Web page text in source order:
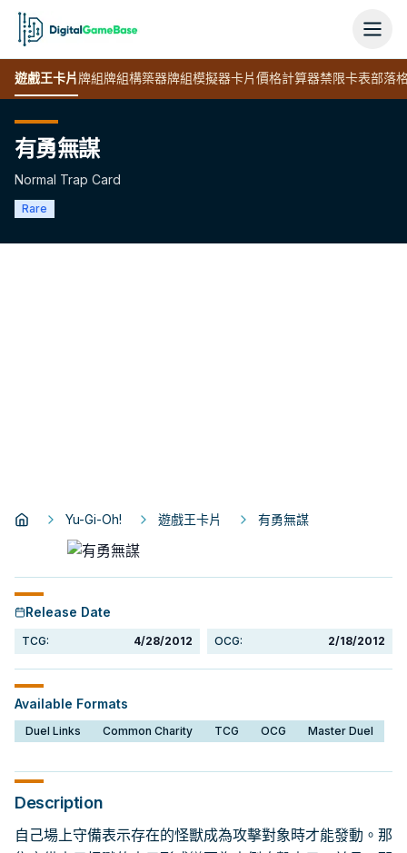
遊戲王卡片牌組牌組構築器牌組模擬器卡片價格計算器禁限卡表部落
有勇無謀
Normal Trap Card
Rare
Yu-Gi-Oh! 遊戲王卡片 有勇無謀
Release Date
TCG: 4/28/2012 OCG: 2/18/2012
Available Formats
Duel Links Common Charity TCG OCG Master Duel
Description
自己場上守備表示存在的怪獸成為攻擊對象時才能發動。那